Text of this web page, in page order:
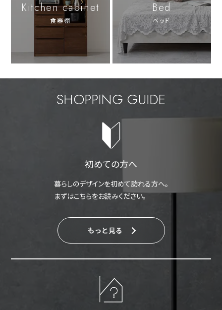
Kitchen cabinet
食器棚
Bed
ベッド
SHOPPING GUIDE
初めての方へ
暮らしのデザインを初めて訪れる方へ。
まずはこちらをお読みください。
もっと見る